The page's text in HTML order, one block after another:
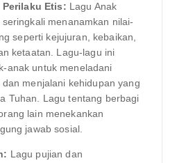
Perilaku Etis: Lagu Anak
menanamkan nilai-
seperti kejujuran, kebaikan,
ketaatan. Lagu-lagu ini
anak untuk meneladani
dan menjalani kehidupan yang
Tuhan. Lagu tentang berbagi
lain menekankan
jawab sosial.
Lagu pujian dan